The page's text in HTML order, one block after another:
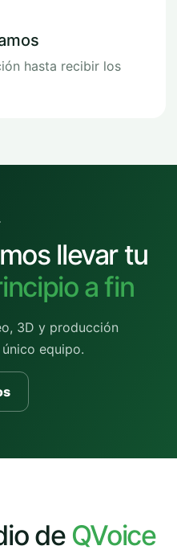
hasta recibir los
llevar tu
a fin
3D y producción
equipo.
de QVoice